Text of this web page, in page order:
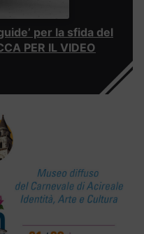
per la sfida del
PER IL VIDEO